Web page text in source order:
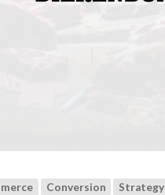
Conversion Strategy